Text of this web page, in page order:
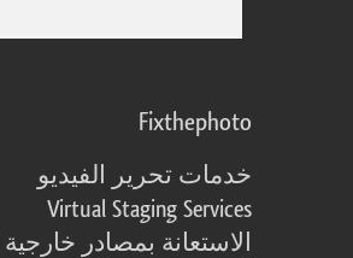
Fixthephoto
خدمات تحرير الفيديو
Virtual Staging Services
الاستعانة بمصادر خارجية